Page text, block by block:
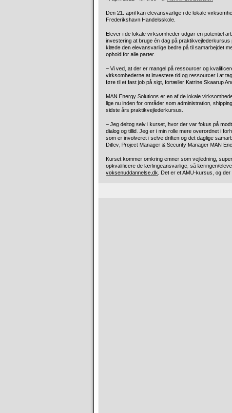
Den 21. april kan elevansvarlige i de lokale
Frederikshavn Handelsskole.
Elever i de lokale virksomheder udgør en potentiel
investering at bruge én dag på
klæde den elevansvarlige bedre på til samarbejdet
ophold for alle parter.
– Vi ved, at der er mangel på ressourcer og
virksomhederne at investere tid og ressourcer i at
føre til et fast job på sigt, fortæller Katrine Skaarup
MAN Energy Solutions er en af de lokale
lige nu inden for områder som administration,
sidste års praktikvejlederkursus.
– Jeg deltog selv i kurset, hvor der var fokus på
dialog og tillid. Jeg er i min rolle mere overordnet i
som er involveret i selve driften og det daglige
Ditlev, Project Manager & Security Manager MAN
Kurset kommer omkring emner som vejledning,
opkvalificere de lærlingeansvarlige, så læringen/
voksenuddannelse.dk . Det er et AMU-kursus, og